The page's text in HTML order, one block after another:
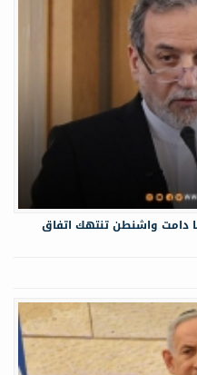
دامت واشنطن تنتهك اتفاق